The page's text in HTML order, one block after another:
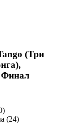
(Три
Финал
(24)